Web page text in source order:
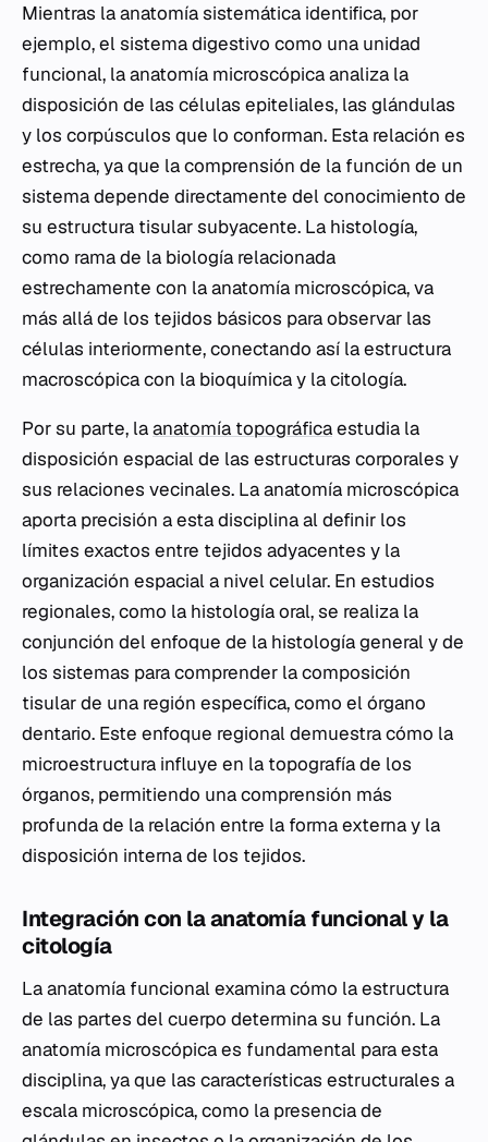
Mientras la anatomía sistemática identifica, por
ejemplo, el sistema digestivo como una unidad
funcional, la anatomía microscópica analiza la
disposición de las células epiteliales, las glándulas
y los corpúsculos que lo conforman. Esta relación es
estrecha, ya que la comprensión de la función de un
sistema depende directamente del conocimiento de
su estructura tisular subyacente. La histología,
como rama de la biología relacionada
estrechamente con la anatomía microscópica, va
más allá de los tejidos básicos para observar las
células interiormente, conectando así la estructura
macroscópica con la bioquímica y la citología.
Por su parte, laanatomía topográficaestudia la
disposición espacial de las estructuras corporales y
sus relaciones vecinales. La anatomía microscópica
aporta precisión a esta disciplina al definir los
límites exactos entre tejidos adyacentes y la
organización espacial a nivel celular. En estudios
regionales, como la histología oral, se realiza la
conjunción del enfoque de la histología general y de
los sistemas para comprender la composición
tisular de una región específica, como el órgano
dentario. Este enfoque regional demuestra cómo la
microestructura influye en la topografía de los
órganos, permitiendo una comprensión más
profunda de la relación entre la forma externa y la
disposición interna de los tejidos.
Integración con la anatomía funcional y la
citología
La anatomía funcional examina cómo la estructura
de las partes del cuerpo determina su función. La
anatomía microscópica es fundamental para esta
disciplina, ya que las características estructurales a
escala microscópica, como la presencia de